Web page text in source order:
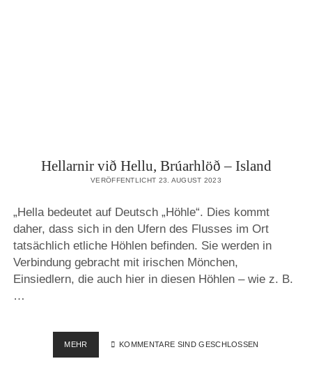
Hellarnir við Hellu, Brúarhlöð – Island
VERÖFFENTLICHT 23. AUGUST 2023
„Hella bedeutet auf Deutsch „Höhle“. Dies kommt
daher, dass sich in den Ufern des Flusses im Ort
tatsächlich etliche Höhlen befinden. Sie werden in
Verbindung gebracht mit irischen Mönchen,
Einsiedlern, die auch hier in diesen Höhlen – wie z. B.
…
MEHR HELLARNIR
VIÐ
KOMMENTARE SIND GESCHLOSSEN